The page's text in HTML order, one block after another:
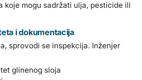
koje mogu sadržati ulja, pesticide ili
i dokumentacija
sprovodi se inspekcija. Inženjer
glinenog sloja